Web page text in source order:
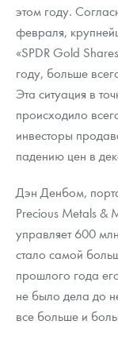
Золотая карманная
Наборы подарочных
Монеты и жетоны из
Книги по нумизматике
этом году.
февраля,
«SPDR Gold
году, больше
Эта ситуация в
происходило
инвесторы
падению цен в
Дэн Денбом,
Precious Metals &
управляет 600
стало самой
прошлого года
не было дела до
все больше и